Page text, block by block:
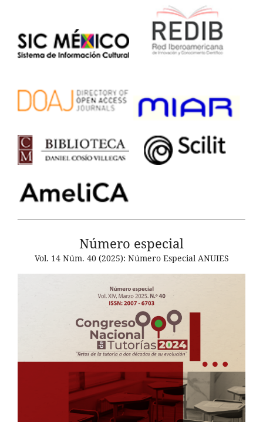
Número especial
Vol. 14 Núm. 40 (2025): Número Especial ANUIES